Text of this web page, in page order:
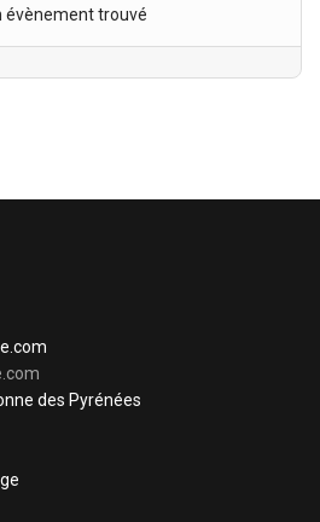
évènement trouvé
des Pyrénées